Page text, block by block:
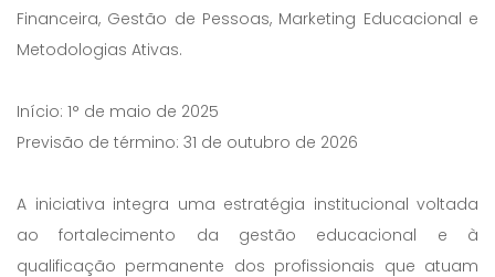
Financeira, Gestão de Pessoas, Marketing Educacional e
Metodologias Ativas.
Início: 1° de maio de 2025
Previsão de término: 31 de outubro de 2026
A iniciativa integra uma estratégia institucional voltada
ao fortalecimento da gestão educacional e à
qualificação permanente dos profissionais que atuam